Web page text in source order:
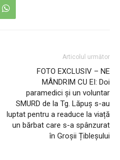
Articolul următor
FOTO EXCLUSIV – NE
MÂNDRIM CU EI: Doi
paramedici și un voluntar
SMURD de la Tg. Lăpuș s-au
luptat pentru a readuce la viață
un bărbat care s-a spânzurat
în Groșii Țibleșului